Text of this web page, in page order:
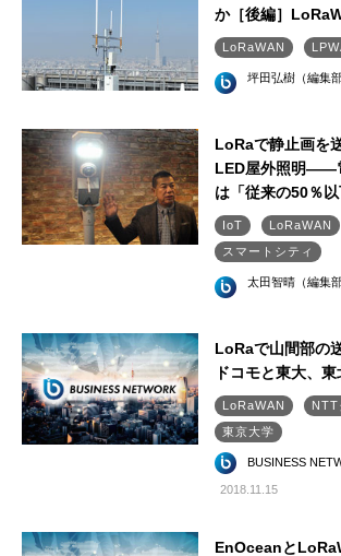
か［後編］
LoRaWAN
坪田弘樹（編集部
LoRaで静止画を
LED屋外照明――
は「従来の50％以
IoT
LoRaWAN
スマートシティ
太田智晴（編集部
LoRaで山間部
ドコモと東大、
LoRaWAN
NTT
東京大学
BUSINESS
2018.11.15
EnOceanと